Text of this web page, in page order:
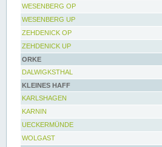
WESENBERG OP
WESENBERG UP
ZEHDENICK OP
ZEHDENICK UP
ORKE
DALWIGKSTHAL
KLEINES HAFF
KARLSHAGEN
KARNIN
UECKERMÜNDE
WOLGAST